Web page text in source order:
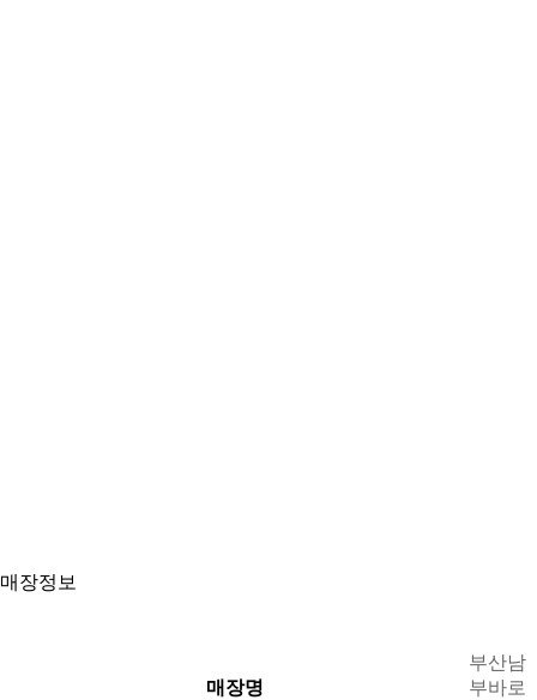
매장정보
매장명
부산남
부바로